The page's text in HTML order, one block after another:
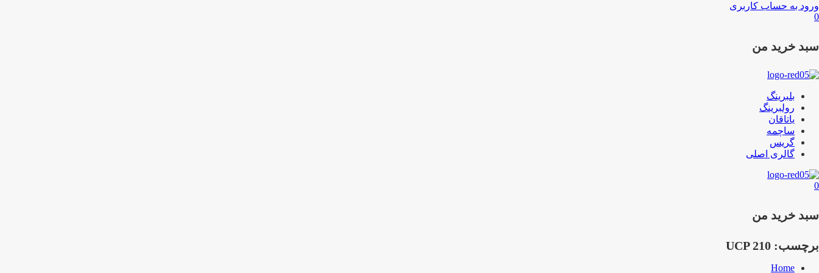
ورود به حساب کاربری
0
سبد خرید من
بلبرینگ
رولبرینگ
یاتاقان
ساچمه
گریس
گالری اصلی
0
سبد خرید من
برچسب: UCP 210
Home